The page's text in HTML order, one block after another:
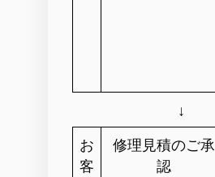
↓
お
客
修理見積のご承
認